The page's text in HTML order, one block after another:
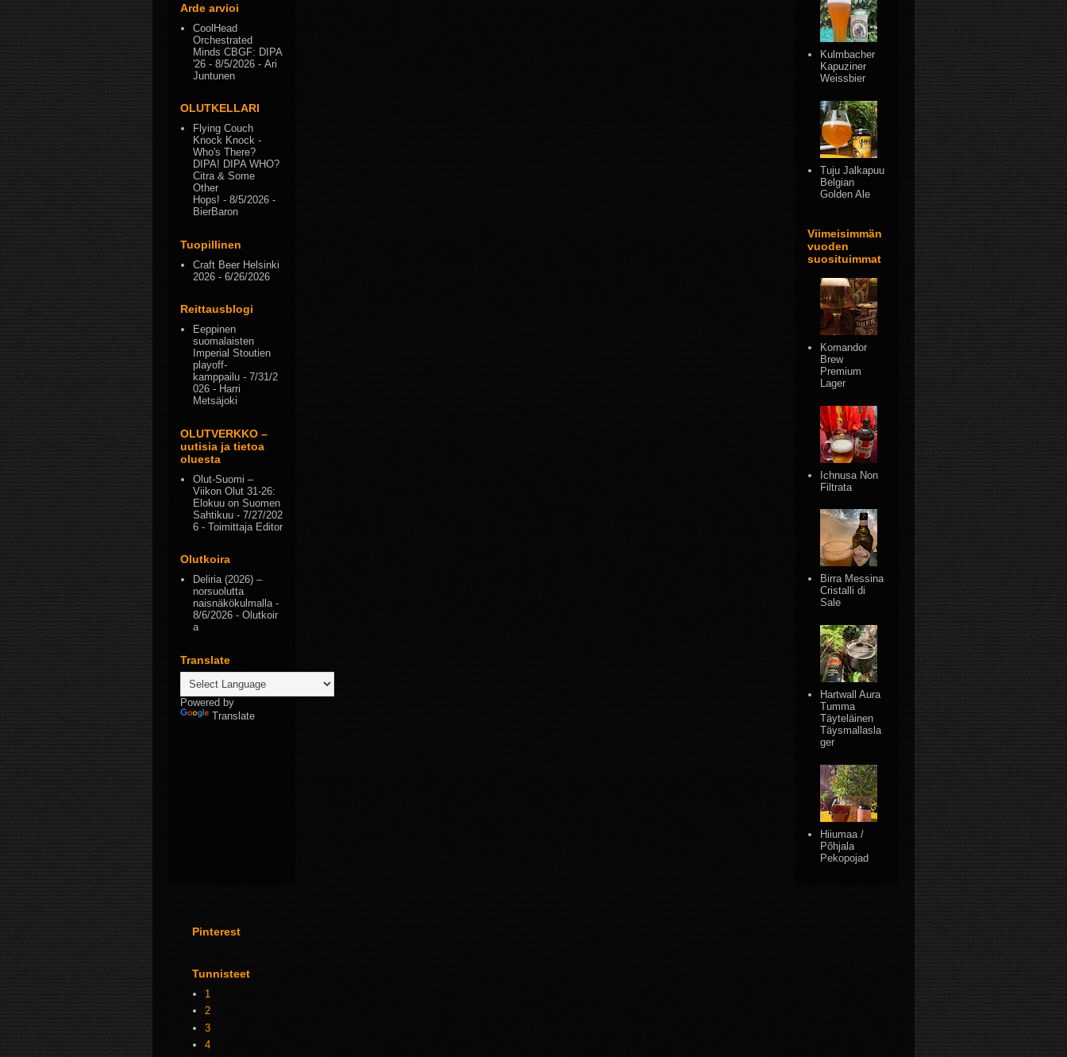
Arde arvioi
CoolHead
Orchestrated
Minds CBGF: DIPA
'26 - 8/5/2026 - Ari
Juntunen
OLUTKELLARI
Flying Couch
Knock Knock -
Who's There?
DIPA! DIPA WHO?
Citra & Some
Other
Hops! - 8/5/2026 -
BierBaron
Tuopillinen
Craft Beer Helsinki
2026 - 6/26/2026
Reittausblogi
Eeppinen
suomalaisten
Imperial Stoutien
playoff-
kamppailu - 7/31/2
026 - Harri
Metsäjoki
OLUTVERKKO –
uutisia ja tietoa
oluesta
Olut-Suomi –
Viikon Olut 31-26:
Elokuu on Suomen
Sahtikuu - 7/27/202
6 - Toimittaja Editor
Olutkoira
Deliria (2026) –
norsuolutta
naisnäkökulmalla-
8/6/2026 - Olutkoir
a
Translate
Powered by
Translate
Kulmbacher
Kapuziner
Weissbier
Tuju Jalkapuu
Belgian
Golden Ale
Viimeisimmän
vuoden
suosituimmat
Komandor
Brew
Premium
Lager
Ichnusa Non
Filtrata
Birra Messina
Cristalli di
Sale
Hartwall Aura
Tumma
Täyteläinen
Täysmallasla
ger
Hiiumaa /
Põhjala
Pekopojad
Pinterest
Tunnisteet
1
2
3
4